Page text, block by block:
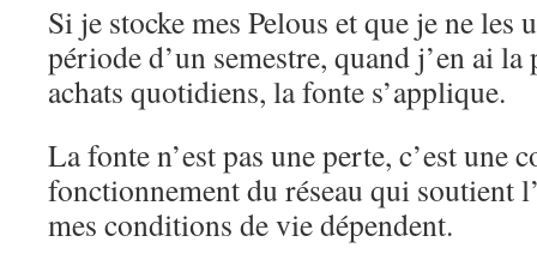
Si je stocke mes Pelous et que je ne les
période d’un semestre, quand j’en ai
achats quotidiens, la fonte s’applique.
La fonte n’est pas une perte, c’est une
fonctionnement du réseau qui soutient
mes conditions de vie dépendent.